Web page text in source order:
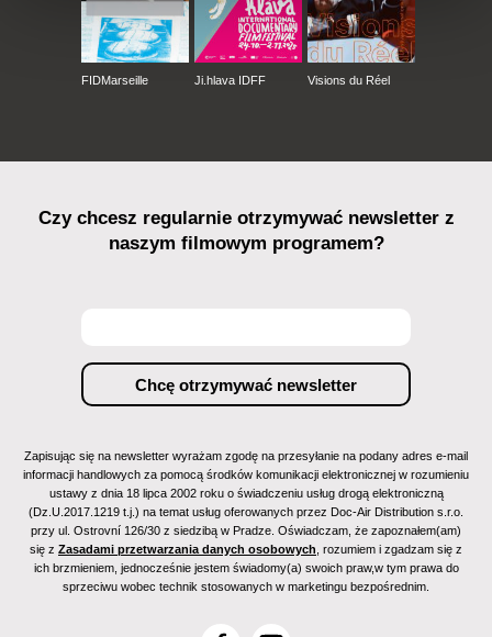
FIDMarseille Ji.hlava IDFF Visions du Réel
Czy chcesz regularnie otrzymywać newsletter z
naszym filmowym programem?
Zapisując się na newsletter wyrażam zgodę na przesyłanie na podany adres e-mail
informacji handlowych za pomocą środków komunikacji elektronicznej w rozumieniu
ustawy z dnia 18 lipca 2002 roku o świadczeniu usług drogą elektroniczną
(Dz.U.2017.1219 t.j.) na temat usług oferowanych przez Doc-Air Distribution s.r.o.
przy ul. Ostrovní 126/30 z siedzibą w Pradze. Oświadczam, że zapoznałem(am)
się z Zasadami przetwarzania danych osobowych , rozumiem i zgadzam się z
ich brzmieniem, jednocześnie jestem świadomy(a) swoich praw,w tym prawa do
sprzeciwu wobec technik stosowanych w marketingu bezpośrednim.